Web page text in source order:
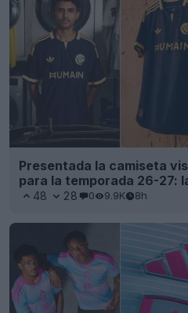
Presentada la camiseta
para la temporada 26-27:
48 28 0 9.9K 8h